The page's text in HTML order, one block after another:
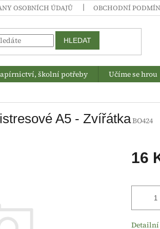
OSOBNÍCH ÚDAJŮ OBCHODNÍ
HLEDAT
školní potřeby Učíme se hrou
A5 - ZvířátkaBO424
16
cena: